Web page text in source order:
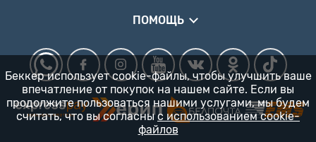
ПОМОЩЬ
Беккер использует cookie-файлы, чтобы улучшить ваше
впечатление от покупок на нашем сайте. Если вы
продолжите пользоваться нашими услугами, мы будем
считать, что вы согласны с использованием cookie-
файлов